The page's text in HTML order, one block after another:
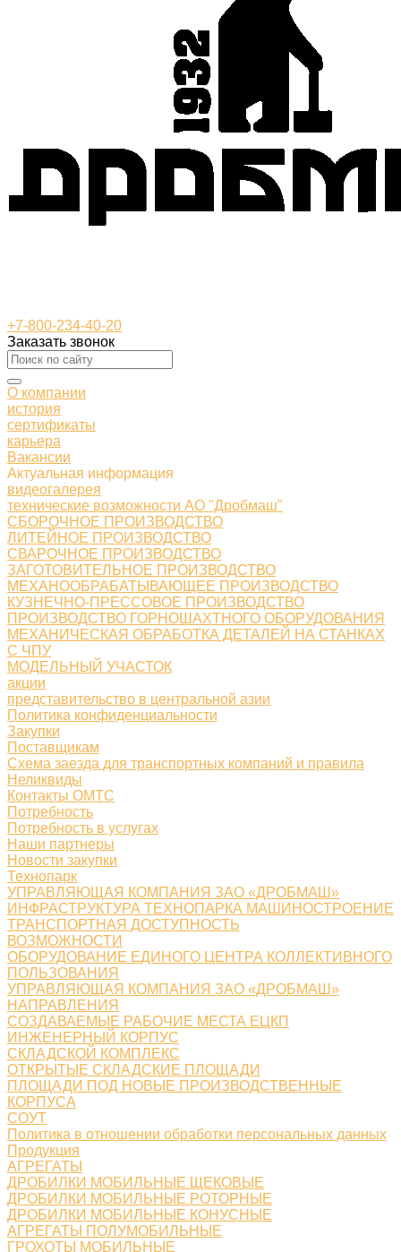
+7-800-234-40-20
Заказать звонок
О компании
история
сертификаты
карьера
Вакансии
Актуальная информация
видеогалерея
технические возможности АО "Дробмаш"
СБОРОЧНОЕ ПРОИЗВОДСТВО
ЛИТЕЙНОЕ ПРОИЗВОДСТВО
СВАРОЧНОЕ ПРОИЗВОДСТВО
ЗАГОТОВИТЕЛЬНОЕ ПРОИЗВОДСТВО
МЕХАНООБРАБАТЫВАЮЩЕЕ ПРОИЗВОДСТВО
КУЗНЕЧНО-ПРЕССОВОЕ ПРОИЗВОДСТВО
ПРОИЗВОДСТВО ГОРНОШАХТНОГО ОБОРУДОВАНИЯ
МЕХАНИЧЕСКАЯ ОБРАБОТКА ДЕТАЛЕЙ НА СТАНКАХ
С ЧПУ
МОДЕЛЬНЫЙ УЧАСТОК
акции
представительство в центральной азии
Политика конфиденциальности
Закупки
Поставщикам
Схема заезда для транспортных компаний и правила
Неликвиды
Контакты ОМТС
Потребность
Потребность в услугах
Наши партнеры
Новости закупки
Технопарк
УПРАВЛЯЮЩАЯ КОМПАНИЯ ЗАО «ДРОБМАШ»
ИНФРАСТРУКТУРА ТЕХНОПАРКА МАШИНОСТРОЕНИЕ
ТРАНСПОРТНАЯ ДОСТУПНОСТЬ
ВОЗМОЖНОСТИ
ОБОРУДОВАНИЕ ЕДИНОГО ЦЕНТРА КОЛЛЕКТИВНОГО
ПОЛЬЗОВАНИЯ
УПРАВЛЯЮЩАЯ КОМПАНИЯ ЗАО «ДРОБМАШ»
НАПРАВЛЕНИЯ
СОЗДАВАЕМЫЕ РАБОЧИЕ МЕСТА ЕЦКП
ИНЖЕНЕРНЫЙ КОРПУС
СКЛАДСКОЙ КОМПЛЕКС
ОТКРЫТЫЕ СКЛАДСКИЕ ПЛОЩАДИ
ПЛОЩАДИ ПОД НОВЫЕ ПРОИЗВОДСТВЕННЫЕ
КОРПУСА
СОУТ
Политика в отношении обработки персональных данных
Продукция
АГРЕГАТЫ
ДРОБИЛКИ МОБИЛЬНЫЕ ЩЕКОВЫЕ
ДРОБИЛКИ МОБИЛЬНЫЕ РОТОРНЫЕ
ДРОБИЛКИ МОБИЛЬНЫЕ КОНУСНЫЕ
АГРЕГАТЫ ПОЛУМОБИЛЬНЫЕ
ГРОХОТЫ МОБИЛЬНЫЕ